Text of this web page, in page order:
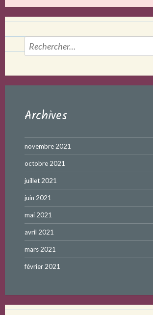
Rechercher :
Archives
novembre 2021
octobre 2021
juillet 2021
juin 2021
mai 2021
avril 2021
mars 2021
février 2021